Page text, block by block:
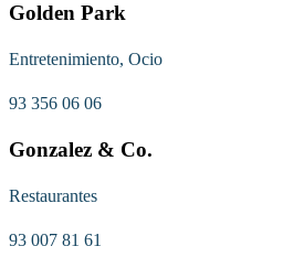
Golden Park
Entretenimiento, Ocio
93 356 06 06
Gonzalez & Co.
Restaurantes
93 007 81 61